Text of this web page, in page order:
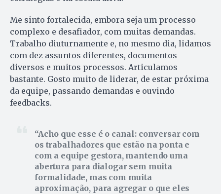
Me sinto fortalecida, embora seja um processo
complexo e desafiador, com muitas demandas.
Trabalho diuturnamente e, no mesmo dia, lidamos
com dez assuntos diferentes, documentos
diversos e muitos processos. Articulamos
bastante. Gosto muito de liderar, de estar próxima
da equipe, passando demandas e ouvindo
feedbacks.
Acho que esse é o canal: conversar com
os trabalhadores que estão na ponta e
com a equipe gestora, mantendo uma
abertura para dialogar sem muita
formalidade, mas com muita
aproximação, para agregar o que eles